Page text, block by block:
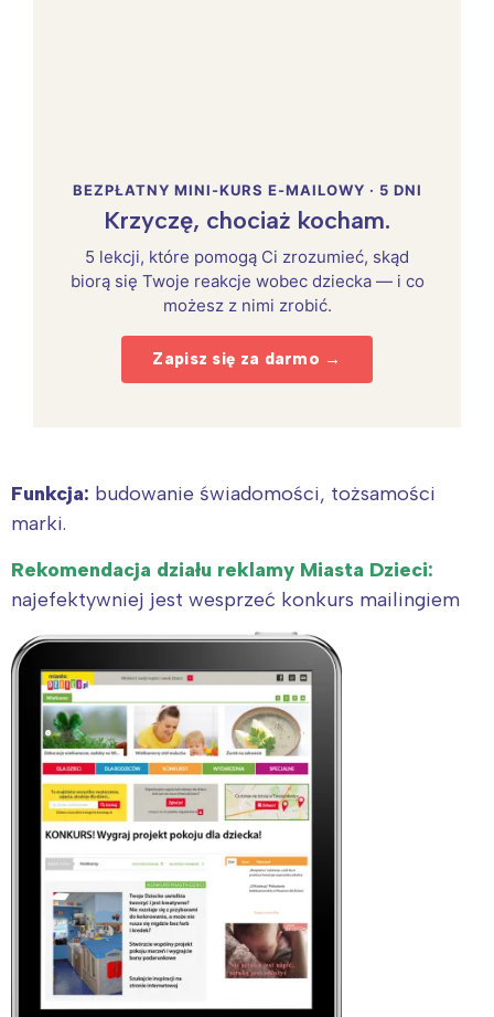
BEZPŁATNY MINI-KURS E-MAILOWY · 5 DNI
Krzyczę, chociaż kocham.
5 lekcji, które pomogą Ci zrozumieć, skąd
biorą się Twoje reakcje wobec dziecka — i co
możesz z nimi zrobić.
Zapisz się za darmo →
Funkcja: budowanie świadomości, tożsamości
marki.
Rekomendacja działu reklamy Miasta Dzieci:
najefektywniej jest wesprzeć konkurs mailingiem